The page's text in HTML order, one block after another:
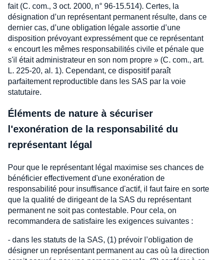
fait (C. com., 3 oct. 2000, n° 96-15.514). Certes, la
désignation d’un représentant permanent résulte, dans ce
dernier cas, d’une obligation légale assortie d’une
disposition prévoyant expressément que ce représentant
« encourt les mêmes responsabilités civile et pénale que
s'il était administrateur en son nom propre » (C. com., art.
L. 225-20, al. 1). Cependant, ce dispositif paraît
parfaitement reproductible dans les SAS par la voie
statutaire.
Éléments de nature à sécuriser
l'exonération de la responsabilité du
représentant légal
Pour que le représentant légal maximise ses chances de
bénéficier effectivement d'une exonération de
responsabilité pour insuffisance d'actif, il faut faire en sorte
que la qualité de dirigeant de la SAS du représentant
permanent ne soit pas contestable. Pour cela, on
recommandera de satisfaire les exigences suivantes :
- dans les statuts de la SAS, (1) prévoir l’obligation de
désigner un représentant permanent au cas où la direction